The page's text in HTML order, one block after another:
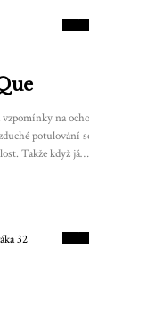
SKÓRE
na ochotně
potulování se po
Takže když já…
SKÓRE